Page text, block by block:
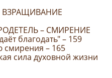
ВЗРАЩИВАНИЕ
– СМИРЕНИЕ
благодать" – 159
смирения – 165
сила духовной жизни